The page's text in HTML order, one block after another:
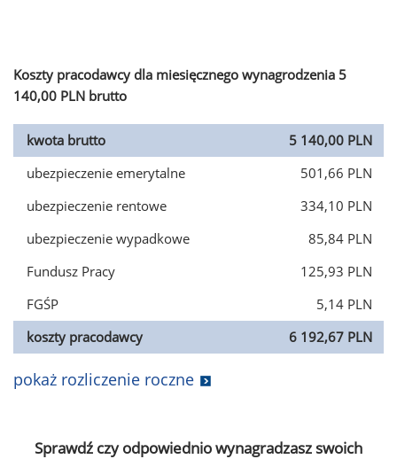
Koszty pracodawcy dla miesięcznego wynagrodzenia 5
140,00 PLN brutto
kwota brutto
5 140,00 PLN
ubezpieczenie emerytalne
501,66 PLN
ubezpieczenie rentowe
334,10 PLN
ubezpieczenie wypadkowe
85,84 PLN
Fundusz Pracy
125,93 PLN
FGŚP
5,14 PLN
koszty pracodawcy
6 192,67 PLN
pokaż rozliczenie roczne
Sprawdź czy odpowiednio wynagradzasz swoich